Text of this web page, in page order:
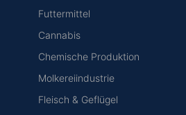
Futtermittel
Cannabis
Chemische Produktion
Molkereiindustrie
Fleisch & Geflügel